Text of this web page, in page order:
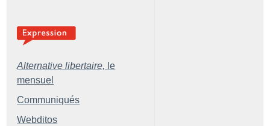
Alternative libertaire, le
mensuel
Communiqués
Webditos